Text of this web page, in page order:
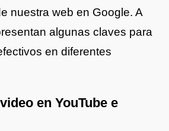
nuestra web en Google. A
algunas claves para
en diferentes
en YouTube e